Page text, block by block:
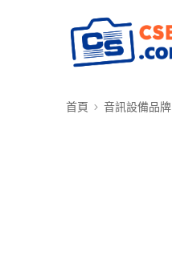
首頁 音訊設備品牌